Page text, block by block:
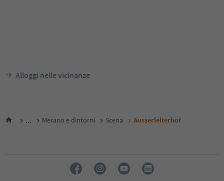
Alloggi nelle vicinanze
... Merano e dintorni Scena Ausserleiterhof